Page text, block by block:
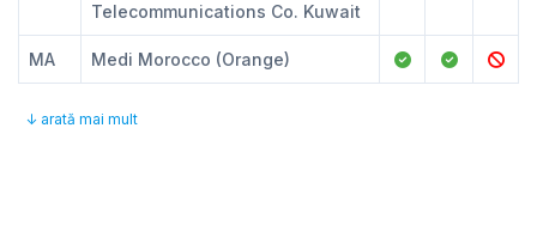
Telecommunications Co. Kuwait
MA Medi Morocco (Orange)
↓ arată mai mult